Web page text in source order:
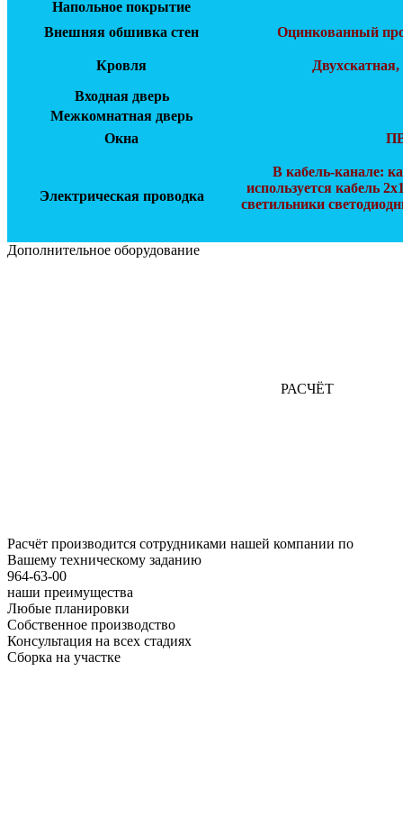
Напольное покрытие
Внешняя обшивка стен
Оцинкованный
Кровля
Входная дверь
Межкомнатная дверь
Окна
Электрическая проводка
В кабель-канале:
используется кабель
светильники
Дополнительное оборудование
РАСЧЁТ
Расчёт производится сотрудниками нашей компании по
Вашему техническому заданию
964-63-00
наши преимущества
Любые планировки
Собственное производство
Консультация на всех стадиях
Сборка на участке